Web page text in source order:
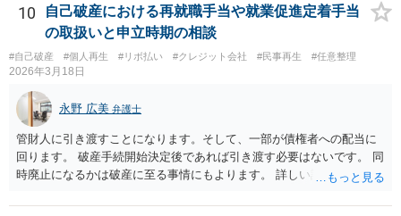
裁判延期を申請できますか？ ご家族であっても訴訟代理権はありませ
んので、ご本人に代わって裁判延期の申請することは出来ません。た
だ、事実上、裁判所に対して事情を説明すれば、裁判手続は中止され
ると思います。 ＞本人が出廷できないことを理由に、財産の差し押さ
えなどされることはございますでしょうか？ ご本人の状態が回復する
までの間は裁判が中止されるでしょうから、そのような心配はないと
思います。
10
自己破産における再就職手当や就業促進定着手当
の取扱いと申立時期の相談
#自己破産 #個人再生 #リボ払い #クレジット会社 #民事再生 #任意整理
2026年3月18日
永野 広美 弁護士
管財人に引き渡すことになります。そして、一部が債権者への配当に
回ります。 破産手続開始決定後であれば引き渡す必要はないです。 同
時廃止になるかは破産に至る事情にもよります。 詳しい話はお問い合